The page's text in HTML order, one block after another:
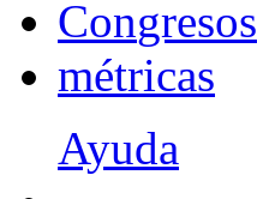
Congresos
métricas
Ayuda